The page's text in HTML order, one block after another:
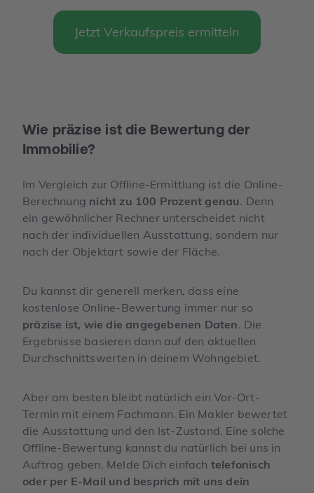
Jetzt Verkaufspreis ermitteln
Wie präzise ist die Bewertung der
Immobilie?
Im Vergleich zur Offline-Ermittlung ist die Online-
Berechnung nicht zu 100 Prozent genau. Denn
ein gewöhnlicher Rechner unterscheidet nicht
nach der individuellen Ausstattung, sondern nur
nach der Objektart sowie der Fläche.
Du kannst dir generell merken, dass eine
kostenlose Online-Bewertung immer nur so
präzise ist, wie die angegebenen Daten. Die
Ergebnisse basieren dann auf den aktuellen
Durchschnittswerten in deinem Wohngebiet.
Aber am besten bleibt natürlich ein Vor-Ort-
Termin mit einem Fachmann. Ein Makler bewertet
die Ausstattung und den Ist-Zustand. Eine solche
Offline-Bewertung kannst du natürlich bei uns in
Auftrag geben. Melde Dich einfach telefonisch
oder per E-Mail und besprich mit uns dein